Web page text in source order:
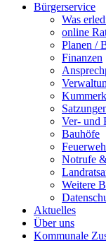
Bürgerservice
Was
online
Planen /
Finanzen
Ver- und
Bauhöfe
Notrufe
Weitere
Aktuelles
Über uns
Kommunale